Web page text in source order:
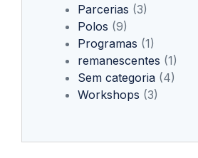
Parcerias (3)
Polos (9)
Programas (1)
remanescentes (1)
Sem categoria (4)
Workshops (3)